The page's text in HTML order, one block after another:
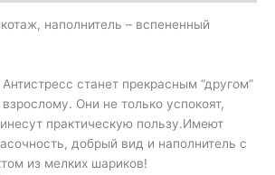
наполнитель – вспененный
станет прекрасным “другом”
взрослому. Они не только успокоят,
практическую пользу.Имеют
добрый вид и наполнитель с
из мелких шариков!